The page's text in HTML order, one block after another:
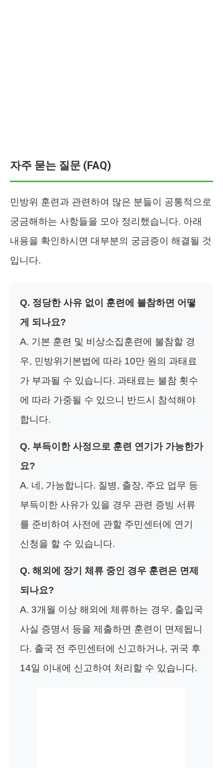
자주 묻는 질문 (FAQ)
민방위 훈련과 관련하여 많은 분들이 공통적으로
궁금해하는 사항들을 모아 정리했습니다. 아래
내용을 확인하시면 대부분의 궁금증이 해결될 것
입니다.
Q. 정당한 사유 없이 훈련에 불참하면 어떻
게 되나요?
A. 기본 훈련 및 비상소집훈련에 불참할 경
우, 민방위기본법에 따라 10만 원의 과태료
가 부과될 수 있습니다. 과태료는 불참 횟수
에 따라 가중될 수 있으니 반드시 참석해야
합니다.
Q. 부득이한 사정으로 훈련 연기가 가능한가
요?
A. 네, 가능합니다. 질병, 출장, 주요 업무 등
부득이한 사유가 있을 경우 관련 증빙 서류
를 준비하여 사전에 관할 주민센터에 연기
신청을 할 수 있습니다.
Q. 해외에 장기 체류 중인 경우 훈련은 면제
되나요?
A. 3개월 이상 해외에 체류하는 경우, 출입국
사실 증명서 등을 제출하면 훈련이 면제됩니
다. 출국 전 주민센터에 신고하거나, 귀국 후
14일 이내에 신고하여 처리할 수 있습니다.